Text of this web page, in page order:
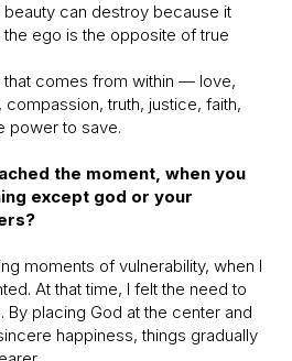
beauty can destroy because it
ego is the opposite of true
that comes from within — love,
truth, justice, faith,
power to save.
the moment, when you
except god or your
moments of vulnerability, when I
At that time, I felt the need to
placing God at the center and
happiness, things gradually